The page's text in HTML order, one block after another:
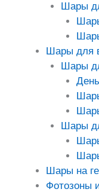
Шары
Шары для
Шары
Шары
Шары на
Фотозоны